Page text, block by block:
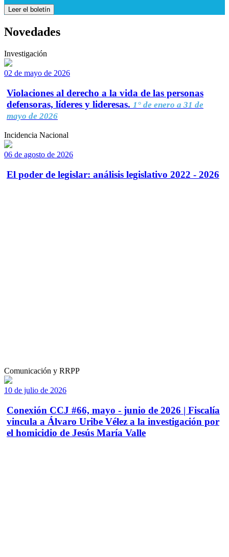
Leer el boletín
Novedades
Investigación
02 de mayo de 2026
Violaciones al derecho a la vida de las personas
defensoras, líderes y lideresas. 1° de enero a 31 de
mayo de 2026
Incidencia Nacional
06 de agosto de 2026
El poder de legislar: análisis legislativo 2022 - 2026
Comunicación y RRPP
10 de julio de 2026
Conexión CCJ #66, mayo - junio de 2026 | Fiscalía
vincula a Álvaro Uribe Vélez a la investigación por
el homicidio de Jesús María Valle